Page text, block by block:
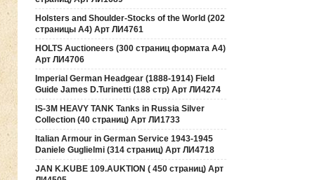
Holsters and Shoulder-Stocks of the World (202
страницы А4) Арт ЛИ4761
HOLTS Auctioneers (300 страниц формата А4)
Арт ЛИ4706
Imperial German Headgear (1888-1914) Field
Guide James D.Turinetti (188 cтр) Арт ЛИ4274
IS-3M HEAVY TANK Tanks in Russia Silver
Collection (40 страниц) Арт ЛИ1733
Italian Armour in German Service 1943-1945
Daniele Guglielmi (314 страниц) Арт ЛИ4718
JAN K.KUBE 109.AUKTION ( 450 страниц) Арт